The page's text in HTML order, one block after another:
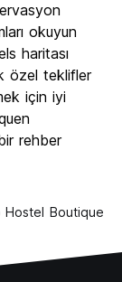
5.1
6.4
okuyun
haritası
özel teklifler
için iyi
rehber
Hostel Boutique